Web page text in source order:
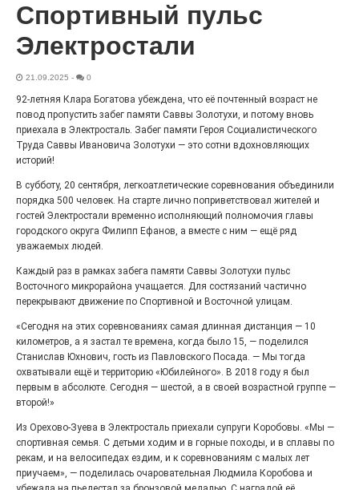
100 футов под килем!
26.07.2026 0
«С ними дядька Черномор»
Юбилейным курсом
26.07.2026 0
Спортивный пульс
Электростали
21.09.2025 - 0
92-летняя Клара Богатова убеждена, что её почтенный возраст не
повод пропустить забег памяти Саввы Золотухи, и потому вновь
приехала в Электросталь. Забег памяти Героя Социалистического
Труда Саввы Ивановича Золотухи — это сотни вдохновляющих
историй!
В субботу, 20 сентября, легкоатлетические соревнования объединили
порядка 500 человек. На старте лично поприветствовал жителей и
гостей Электростали временно исполняющий полномочия главы
городского округа Филипп Ефанов, а вместе с ним — ещё ряд
уважаемых людей.
Каждый раз в рамках забега памяти Саввы Золотухи пульс
Восточного микрорайона учащается. Для состязаний частично
перекрывают движение по Спортивной и Восточной улицам.
«Сегодня на этих соревнованиях самая длинная дистанция — 10
километров, а я застал те времена, когда было 15, — поделился
Станислав Юхнович, гость из Павловского Посада. — Мы тогда
охватывали ещё и территорию «Юбилейного». В 2018 году я был
первым в абсолюте. Сегодня — шестой, а в своей возрастной группе —
второй!»
Из Орехово-Зуева в Электросталь приехали супруги Коробовы. «Мы —
спортивная семья. С детьми ходим и в горные походы, и в сплавы по
рекам, и на велосипедах ездим, и к соревнованиям с малых лет
приучаем», — поделилась очаровательная Людмила Коробова и